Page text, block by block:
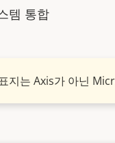
템 통합
지는 Axis가 아닌